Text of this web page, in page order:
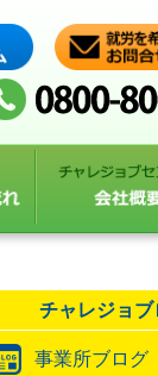
チャレジョブ
事業所ブログ